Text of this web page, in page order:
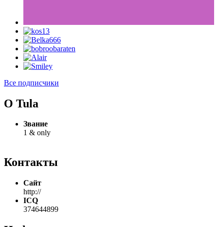
Все подписчики
О Tula
Звание
1 & only
Контакты
Сайт
http://
ICQ
374644899